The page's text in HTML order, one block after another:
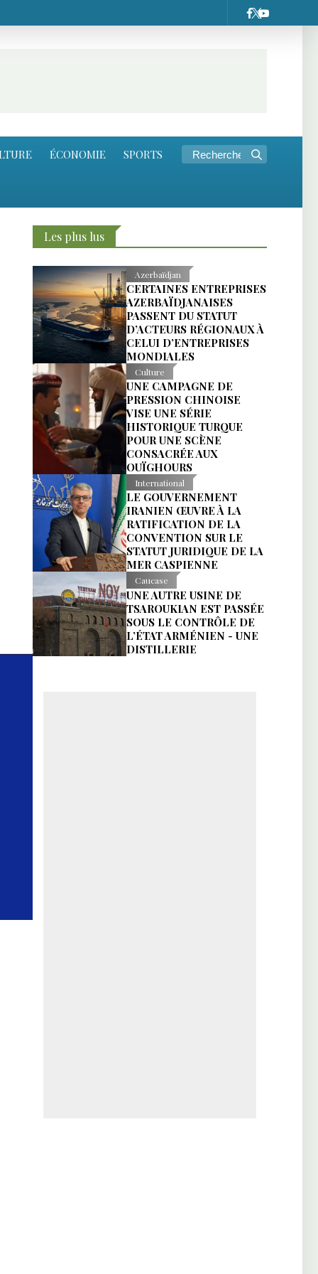
ÉCONOMIE SPORTS
Les plus lus
Azerbaïdjan
CERTAINES ENTREPRISES
AZERBAÏDJANAISES
PASSENT DU STATUT
D’ACTEURS RÉGIONAUX À
CELUI D’ENTREPRISES
MONDIALES
Culture
UNE CAMPAGNE DE
PRESSION CHINOISE
VISE UNE SÉRIE
HISTORIQUE TURQUE
POUR UNE SCÈNE
CONSACRÉE AUX
OUÏGHOURS
International
LE GOUVERNEMENT
IRANIEN ŒUVRE À LA
RATIFICATION DE LA
CONVENTION SUR LE
STATUT JURIDIQUE DE LA
MER CASPIENNE
Caucase
UNE AUTRE USINE DE
TSAROUKIAN EST PASSÉE
SOUS LE CONTRÔLE DE
L’ÉTAT ARMÉNIEN - UNE
DISTILLERIE